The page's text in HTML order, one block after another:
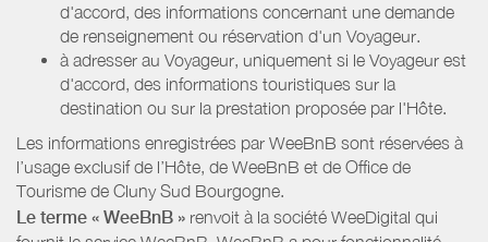
d'accord, des informations concernant une demande
de renseignement ou réservation d'un Voyageur.
à adresser au Voyageur, uniquement si le Voyageur est
d'accord, des informations touristiques sur la
destination ou sur la prestation proposée par l'Hôte.
Les informations enregistrées par WeeBnB sont réservées à
l’usage exclusif de l’Hôte, de WeeBnB et de Office de
Tourisme de Cluny Sud Bourgogne.
Le terme « WeeBnB » renvoit à la société WeeDigital qui